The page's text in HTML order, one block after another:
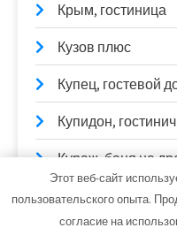
Крым, гостиница
Кузов плюс
Купец, гостевой
Купидон,
Кураж, баня на
Лагуна, сауна
Этот веб-сайт
пользовательского опыта.
согласие на